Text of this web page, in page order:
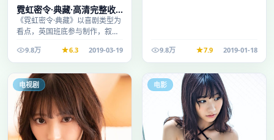
霓虹密令·典藏·高清完整收
录适合周末一口气刷完
《霓虹密令·典藏》以喜剧类型为
看点，英国班底参与制作，叙事
观看。
9.8万 6.3 2019-03-19 9.8万 7.9 2019-01-18
电视剧 电影